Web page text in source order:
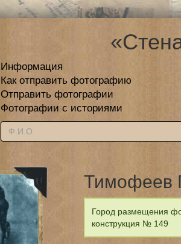
Информация
Как отправить фотографию
Отправить фотографии
Фотографии с историями
Тимофеев
Город размещения
конструкция № 149